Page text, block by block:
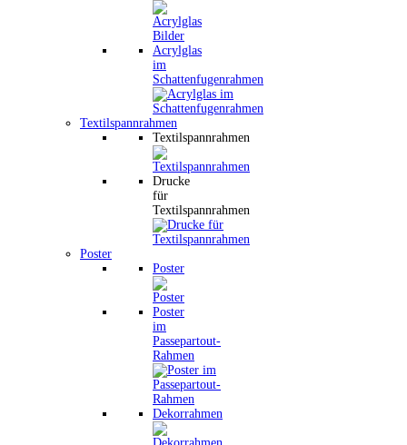
Acrylglas
im
Schattenfugenrahmen
Textilspannrahmen
Textilspannrahmen
Drucke
für
Textilspannrahmen
Poster
Poster
Poster
im
Passepartout-
Rahmen
Dekorrahmen